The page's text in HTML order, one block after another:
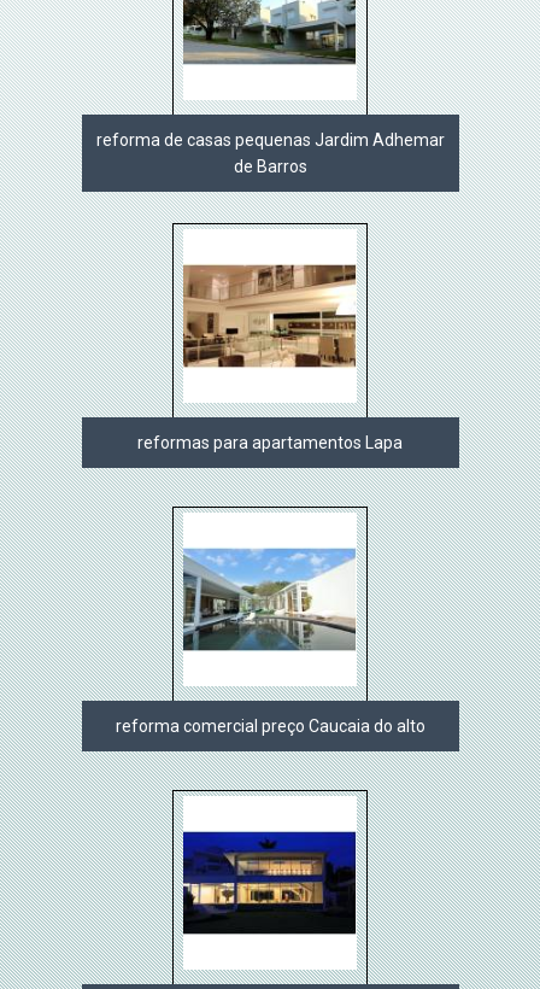
reforma de casas pequenas Jardim Adhemar
de Barros
reformas para apartamentos Lapa
reforma comercial preço Caucaia do alto